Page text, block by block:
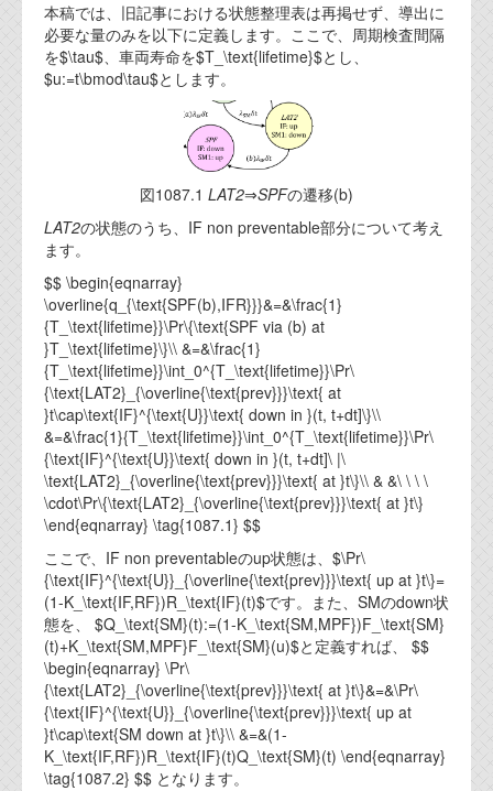
実績
ブログ
機能安全ブログ
テクノロジ
ブログテーマ
技術文書
ご希望の方は、お問い合わせページから
資料閲覧パスワードをお問い合わせ頂き
ログインをお願い致します。アカウント
名は"opendocument"です。
機能安全用語集
設計用語集
オンラインショップ
お問い合わせ
FAQ
お問い合わせフォーム
本稿では、旧記事における状態整理表は再掲せず、導出に
必要な量のみを以下に定義します。ここで、周期検査間隔
を$\tau$、車両寿命を$T_\text{lifetime}$とし、
$u:=t\bmod\tau$とします。
図1087.1 LAT2⇒SPFの遷移(b)
LAT2の状態のうち、IF non preventable部分について考え
ます。
$$ \begin{eqnarray}
\overline{q_{\text{SPF(b),IFR}}}&=&\frac{1}
{T_\text{lifetime}}\Pr\{\text{SPF via (b) at
}T_\text{lifetime}\}\\ &=&\frac{1}
{T_\text{lifetime}}\int_0^{T_\text{lifetime}}\Pr\
{\text{LAT2}_{\overline{\text{prev}}}\text{ at
}t\cap\text{IF}^{\text{U}}\text{ down in }(t, t+dt]\}\\
&=&\frac{1}{T_\text{lifetime}}\int_0^{T_\text{lifetime}}\Pr\
{\text{IF}^{\text{U}}\text{ down in }(t, t+dt]\ |\
\text{LAT2}_{\overline{\text{prev}}}\text{ at }t\}\\ & &\ \ \ \
\cdot\Pr\{\text{LAT2}_{\overline{\text{prev}}}\text{ at }t\}
\end{eqnarray} \tag{1087.1} $$
ここで、IF non preventableのup状態は、$\Pr\
{\text{IF}^{\text{U}}_{\overline{\text{prev}}}\text{ up at }t\}=
(1-K_\text{IF,RF})R_\text{IF}(t)$です。また、SMのdown状
態を、 $Q_\text{SM}(t):=(1-K_\text{SM,MPF})F_\text{SM}
(t)+K_\text{SM,MPF}F_\text{SM}(u)$と定義すれば、 $$
\begin{eqnarray} \Pr\
{\text{LAT2}_{\overline{\text{prev}}}\text{ at }t\}&=&\Pr\
{\text{IF}^{\text{U}}_{\overline{\text{prev}}}\text{ up at
}t\cap\text{SM down at }t\}\\ &=&(1-
K_\text{IF,RF})R_\text{IF}(t)Q_\text{SM}(t) \end{eqnarray}
\tag{1087.2} $$ となります。